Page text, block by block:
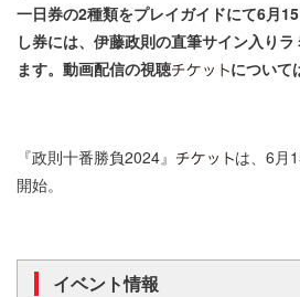
一日券の2種類をプレイガイドにて6月
し券には、伊藤政則の直筆サイン入り
ます。動画配信の視聴
について
『政則十番勝負2024』
は、6月
開始。
イベント情報